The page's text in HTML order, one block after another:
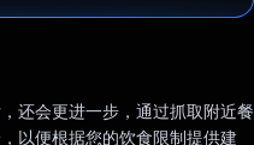
还会更进一步，通过抓取附近餐
以便根据您的饮食限制提供建